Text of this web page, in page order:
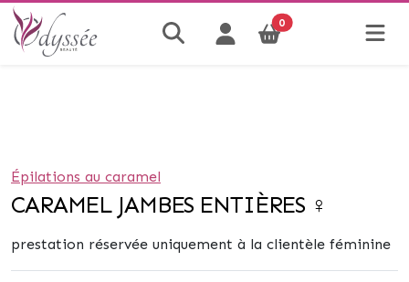
0
Épilations au caramel
CARAMEL JAMBES ENTIÈRES ♀
prestation réservée uniquement à la clientèle féminine